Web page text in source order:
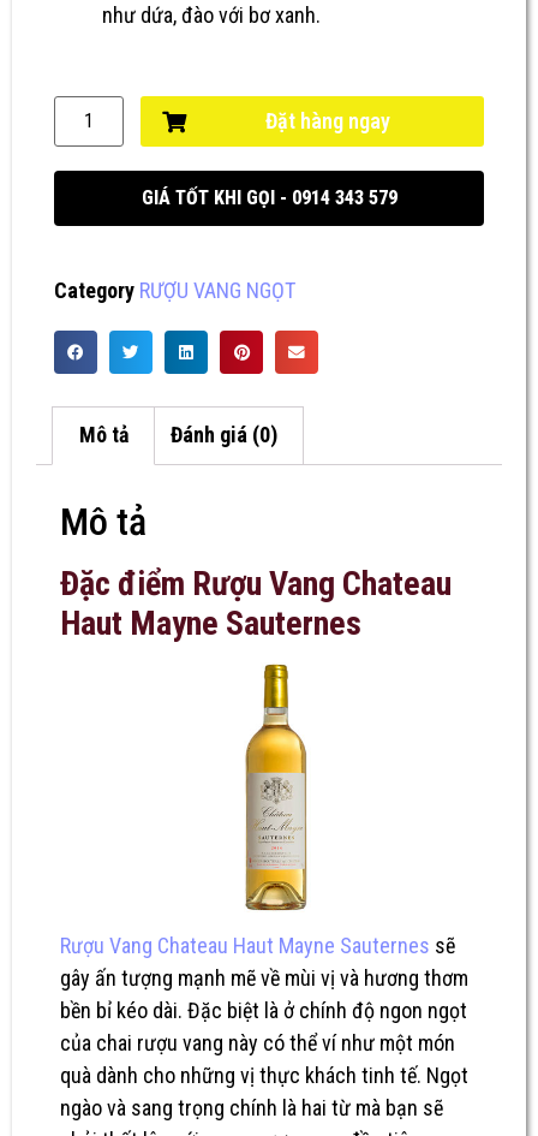
như dứa, đào với bơ xanh.
Đặt hàng ngay
GIÁ TỐT KHI GỌI - 0914 343 579
Category RƯỢU VANG NGỌT
Mô tả Đánh giá (0)
Mô tả
Đặc điểm Rượu Vang Chateau
Haut Mayne Sauternes
Rượu Vang Chateau Haut Mayne Sauternes sẽ
gây ấn tượng mạnh mẽ về mùi vị và hương thơm
bền bỉ kéo dài. Đặc biệt là ở chính độ ngon ngọt
của chai rượu vang này có thể ví như một món
quà dành cho những vị thực khách tinh tế. Ngọt
ngào và sang trọng chính là hai từ mà bạn sẽ